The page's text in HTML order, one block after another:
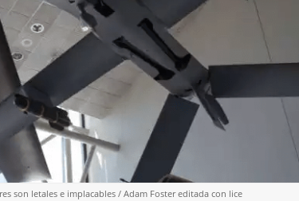
son letales e implacables / Adam Foster editada con lice